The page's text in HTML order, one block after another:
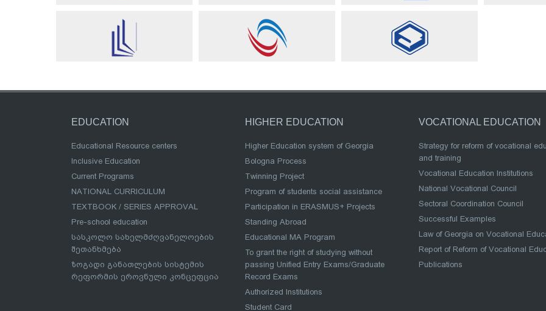
EDUCATION
Educational Resource centers
Inclusive Education
Current Programs
NATIONAL CURRICULUM
TEXTBOOK / SERIES APPROVAL
Pre-school education
სასკოლო სახელმძღვანელოების
შეთანხმება
ზოგადი განათლების სისტემის
რეფორმის ეროვნული კონცეფცია
HIGHER EDUCATION
Higher Education system of Georgia
Bologna Process
Twinning Project
Program of students social assistance
Participation in ERASMUS+ Projects
Standing Abroad
Educational MA Program
To grant the right of studying without
passing Unified Entry Exams/Graduate
Record Exams
Authorized Institutions
Student Card
VOCATIONAL EDUCATION
Strategy for reform of vocational
and training
Vocational Education Institutions
National Vocational Council
Sectoral Coordination Council
Successful Examples
Law of Georgia on Vocational
Report of Reform of Vocational
Publications